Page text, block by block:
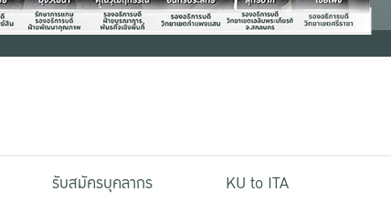
รับสมัครบุคลากร KU to ITA